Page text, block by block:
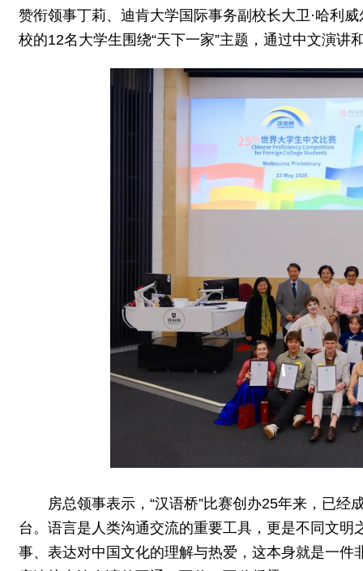
赞衔领事丁莉、迪肯大学国际事务副校长大卫·哈利
校的12名大学生围绕“天下一家”主题，通过中文演讲
房总领事表示，“汉语桥”比赛创办25年来，已
台。语言是人类沟通交流的重要工具，更是不同文
事、表达对中国文化的理解与热爱，这本身就是一